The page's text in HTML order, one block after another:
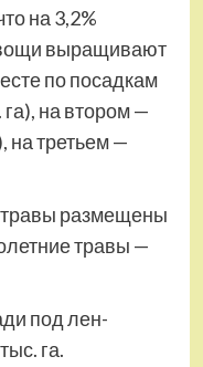
на 3,2%
выращивают
по посадкам
на втором —
на третьем —
размещены
травы —
под лен-
га.